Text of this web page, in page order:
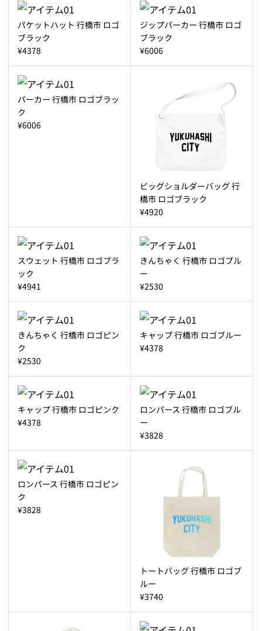
パケットハット 行橋市 ロゴ
ブラック
¥4378
ジップパーカー 行橋市 ロゴ
ブラック
¥6006
パーカー 行橋市 ロゴブラッ
ク
¥6006
ビッグショルダーバッグ 行
橋市 ロゴブラック
¥4920
スウェット 行橋市 ロゴブラ
ック
¥4941
きんちゃく 行橋市 ロゴブル
ー
¥2530
きんちゃく 行橋市 ロゴピン
ク
¥2530
キャップ 行橋市 ロゴブルー
¥4378
キャップ 行橋市 ロゴピンク
¥4378
ロンパース 行橋市 ロゴブル
ー
¥3828
ロンパース 行橋市 ロゴピン
ク
¥3828
トートバッグ 行橋市 ロゴブ
ルー
¥3740